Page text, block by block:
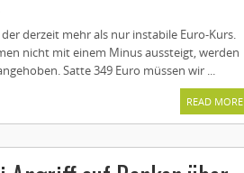
derzeit mehr als nur instabile Euro-Kurs.
nicht mit einem Minus aussteigt, werden
Satte 349 Euro müssen wir ...
READ MORE